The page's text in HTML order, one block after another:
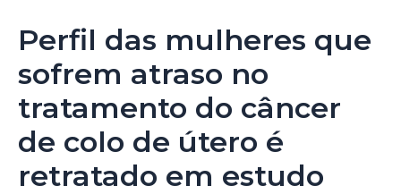
Perfil das mulheres que
sofrem atraso no
tratamento do câncer
de colo de útero é
retratado em estudo